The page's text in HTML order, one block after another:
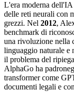
L'era moderna
delle reti neurali con
grezzi. Nel 2012,
benchmark di
una rivoluzione nella
linguaggio naturale e
il problema del
AlphaGo ha
transformer come
documenti legali e